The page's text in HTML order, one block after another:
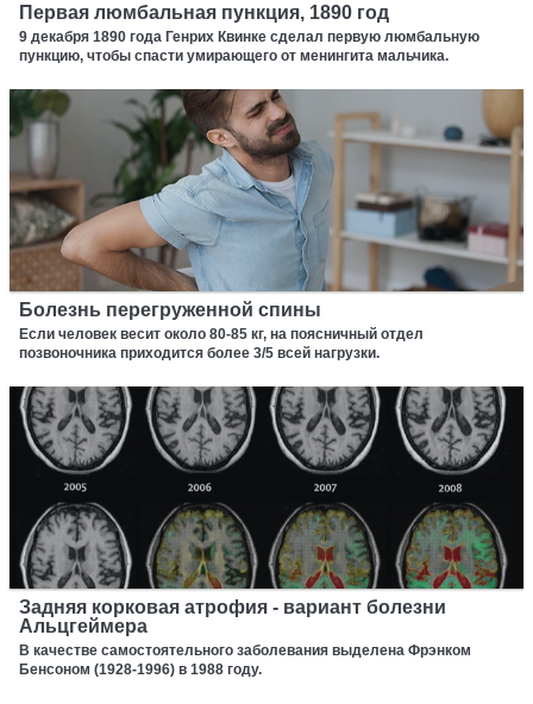
Первая люмбальная пункция, 1890 год
9 декабря 1890 года Генрих Квинке сделал первую люмбальную
пункцию, чтобы спасти умирающего от менингита мальчика.
Болезнь перегруженной спины
Если человек весит около 80-85 кг, на поясничный отдел
позвоночника приходится более 3/5 всей нагрузки.
Задняя корковая атрофия - вариант болезни
Альцгеймера
В качестве самостоятельного заболевания выделена Фрэнком
Бенсоном (1928-1996) в 1988 году.